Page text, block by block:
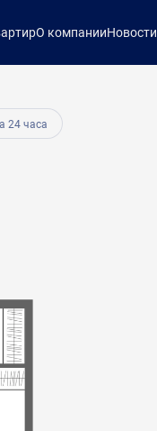
О компанииНовости
24 часа